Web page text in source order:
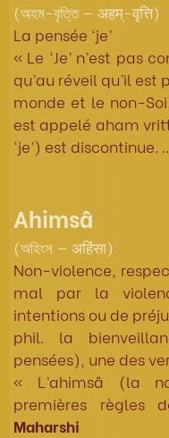
(অহম-বৃত্তি — अहम्-वृत्ति)
La pensée ‘je’
« Le ‘Je’ n’est pas
qu’au réveil qu’il
monde et le non-
est appelé aham
‘je’) est discontinue.
Ahimsâ
(অহিংস — अहिंसा)
Non-violence,
mal par la
intentions ou de
phil. la
pensées), une des
« L’ahimsâ (la
premières règles
Maharshi